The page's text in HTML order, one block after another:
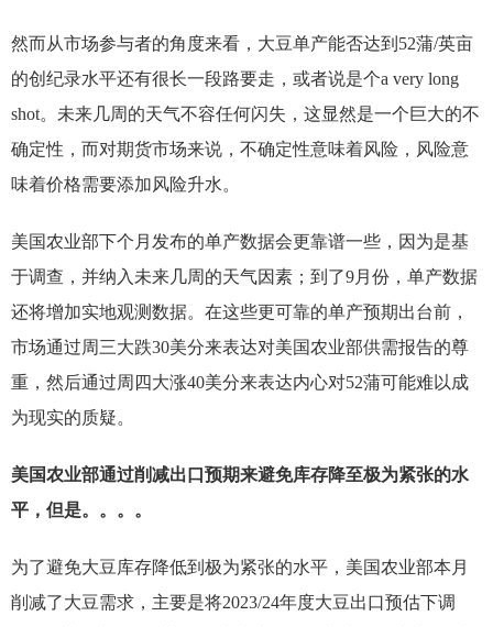
然而从市场参与者的角度来看，大豆单产能否达到52蒲/英亩
的创纪录水平还有很长一段路要走，或者说是个a very long
shot。未来几周的天气不容任何闪失，这显然是一个巨大的不
确定性，而对期货市场来说，不确定性意味着风险，风险意
味着价格需要添加风险升水。
美国农业部下个月发布的单产数据会更靠谱一些，因为是基
于调查，并纳入未来几周的天气因素；到了9月份，单产数据
还将增加实地观测数据。在这些更可靠的单产预期出台前，
市场通过周三大跌30美分来表达对美国农业部供需报告的尊
重，然后通过周四大涨40美分来表达内心对52蒲可能难以成
为现实的质疑。
美国农业部通过削减出口预期来避免库存降至极为紧张的水
平，但是。。。。
为了避免大豆库存降低到极为紧张的水平，美国农业部本月
削减了大豆需求，主要是将2023/24年度大豆出口预估下调